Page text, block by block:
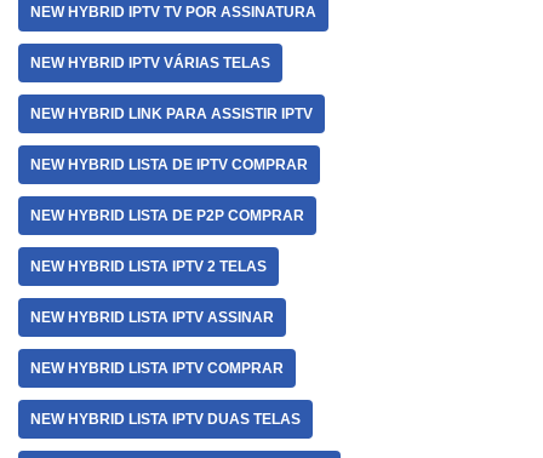
NEW HYBRID IPTV TV POR ASSINATURA
NEW HYBRID IPTV VÁRIAS TELAS
NEW HYBRID LINK PARA ASSISTIR IPTV
NEW HYBRID LISTA DE IPTV COMPRAR
NEW HYBRID LISTA DE P2P COMPRAR
NEW HYBRID LISTA IPTV 2 TELAS
NEW HYBRID LISTA IPTV ASSINAR
NEW HYBRID LISTA IPTV COMPRAR
NEW HYBRID LISTA IPTV DUAS TELAS